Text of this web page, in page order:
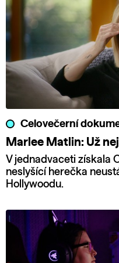
Celovečerní
Marlee Matlin: Už
V jednadvaceti získala
neslyšící herečka
Hollywoodu.